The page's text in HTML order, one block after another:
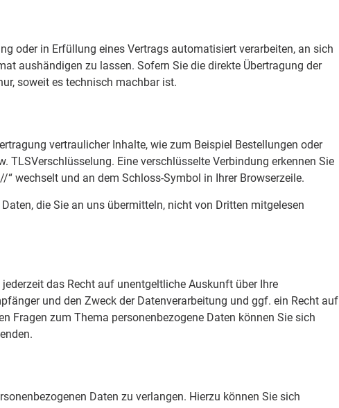
oder in Erfüllung eines Vertrags automatisiert verarbeiten, an sich
aushändigen zu lassen. Sofern Sie die direkte Übertragung der
soweit es technisch machbar ist.
vertraulicher Inhalte, wie zum Beispiel Bestellungen oder
TLSVerschlüsselung. Eine verschlüsselte Verbindung erkennen Sie
wechselt und an dem Schloss-Symbol in Ihrer Browserzeile.
die Sie an uns übermitteln, nicht von Dritten mitgelesen
das Recht auf unentgeltliche Auskunft über Ihre
und den Zweck der Datenverarbeitung und ggf. ein Recht auf
Fragen zum Thema personenbezogene Daten können Sie sich
Daten zu verlangen. Hierzu können Sie sich